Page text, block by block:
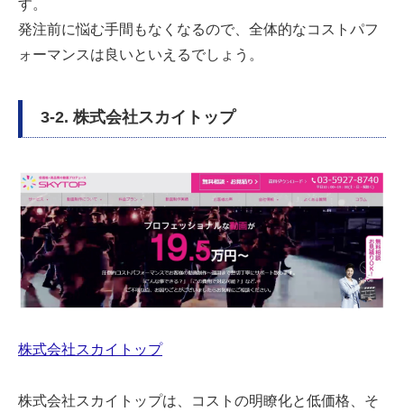
す。
発注前に悩む手間もなくなるので、全体的なコストパフ
ォーマンスは良いといえるでしょう。
3-2. 株式会社スカイトップ
株式会社スカイトップ
株式会社スカイトップは、コストの明瞭化と低価格、そ